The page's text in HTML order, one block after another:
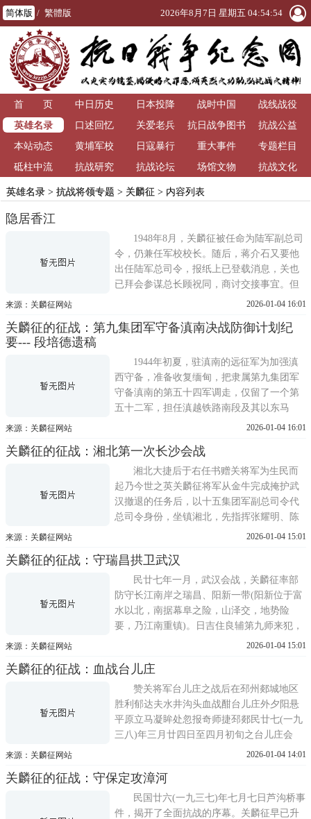
简体版 / 繁體版 2026年8月7日 星期五 04:54:54
首 页 中日历史 日本投降 战时中国
战线战役
英雄名录
口述回忆 关爱老兵
抗日战争图书
馆
抗战公益
本站动态
黄埔军校 日寇暴行 重大事件
专题栏目
砥柱中流
抗战研究 抗战论坛 场馆文物 抗战文化
英雄名录> 抗战将领专题 > 关麟征 > 内容列表
隐居香江
1948年8月，关麟征被任命为陆军副总司
令，仍兼任军校校长。随后，蒋介石又要他
出任陆军总司令，报纸上已登载消息，关也
已拜会参谋总长顾祝同，商讨交接事宜。但
国防部以溪口电话手令遗失为由，使此事告
警备司令，后来又以不懂上海话而作罢。直
为陆军总司令。秋天，他便
来源：关麟征网站 2026-01-04 16:01
关麟征的征战：第九集团军守备滇南决战防御计划纪
要--- 段培德遗稿
1944年初夏，驻滇南的远征军为加强滇
西守备，准备收复缅甸，把隶属第九集团军
守备滇南的第五十四军调走，仅留了一个第
五十二军，担任滇越铁路南段及其以东马
关、麻栗坡、西畴等广大正面边防地区的守
这种地广兵少，日军可能乘虚进攻的情况
下，关麟征根据滇南多山，特别是文山(总部
驻在地)四周山地错综环境形状，
来源：关麟征网站 2026-01-04 16:01
关麟征的征战：湘北第一次长沙会战
湘北大捷后于右任书赠关将军为生民而
起乃今世之英关麟征将军从金牛完成掩护武
汉撤退的任务后，以十五集团军副总司令代
总司令身份，坐镇湘北，先指挥张耀明、陈
沛、夏楚中三个军。不久敌人沿铁路线来
右侧，由夏楚中军迎击;主力由兵阳方面来
犯，由张耀明与陈沛两军迎战。激战数日，
将来犯之敌阻遏于新
来源：关麟征网站 2026-01-04 15:01
关麟征的征战：守瑞昌拱卫武汉
民廿七年一月，武汉会战，关麟征率部
防守长江南岸之瑞昌、阳新一带(阳新位于富
水以北，南据幕阜之险，山泽交，地势险
要，乃江南重镇)。日吉住良辅第九师来犯，
在瑞通与阳通两条公路之间，展开激烈攻防
久，竟未攻下一个山头，日军广播，承认在
阳新遭遇强劲之敌。我中央将此广播转发各
军，以表扬关部，并激励其它各
来源：关麟征网站 2026-01-04 15:01
关麟征的征战：血战台儿庄
赞关将军台儿庄之战后在邳州郯城地区
胜利郁达夫水井沟头血战酣台儿庄外夕阳悬
平原立马凝眸处忽报奇师捷邳郯民廿七(一九
三八)年三月廿四日至四月初旬之台儿庄会
战，亦称台儿庄大捷，是我国全面抗战以
打，将日军优势兵力，击得溃不成军的第一
次大胜仗。日军五万余，被我军打死在战场
上
来源：关麟征网站 2026-01-04 14:01
关麟征的征战：守保定攻漳河
民国廿六(一九三七)年七月七日芦沟桥事
件，揭开了全面抗战的序幕。关麟征早已升